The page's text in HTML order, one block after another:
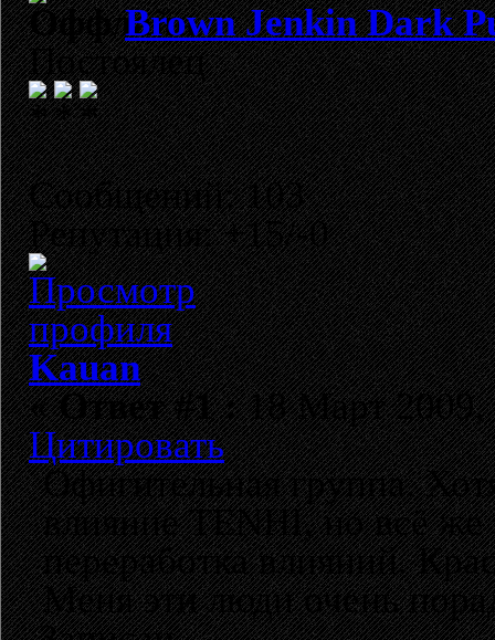
Brown Jenkin Dark
Постоялец
Сообщений: 103
Репутация: +15/-0
Kauan
«Ответ #1 :18 Март 2009,
Цитировать
Офигительная группа.
влияние TENHI, но всё же
переработка влияний.
Меня эти люди очень